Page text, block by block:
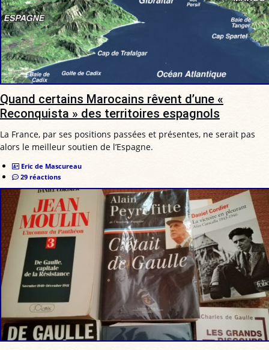
Quand certains Marocains rêvent d’une «
Reconquista » des territoires espagnols
La France, par ses positions passées et présentes, ne serait pas
alors le meilleur soutien de l’Espagne.
Eric de Mascureau
29 réactions